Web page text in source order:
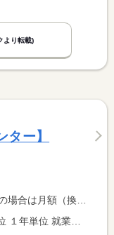
より転載)
ー】
合は時間額を表示しています。
変形労働時間制 変形労働時間制の単位 １年単位 就業時間１ 17時45分〜21時45分 就業時間に関する特記事項 曜日によって終業時間が多少変更あり